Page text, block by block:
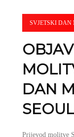
SVJETSKI
DAN
Prijevod molitve